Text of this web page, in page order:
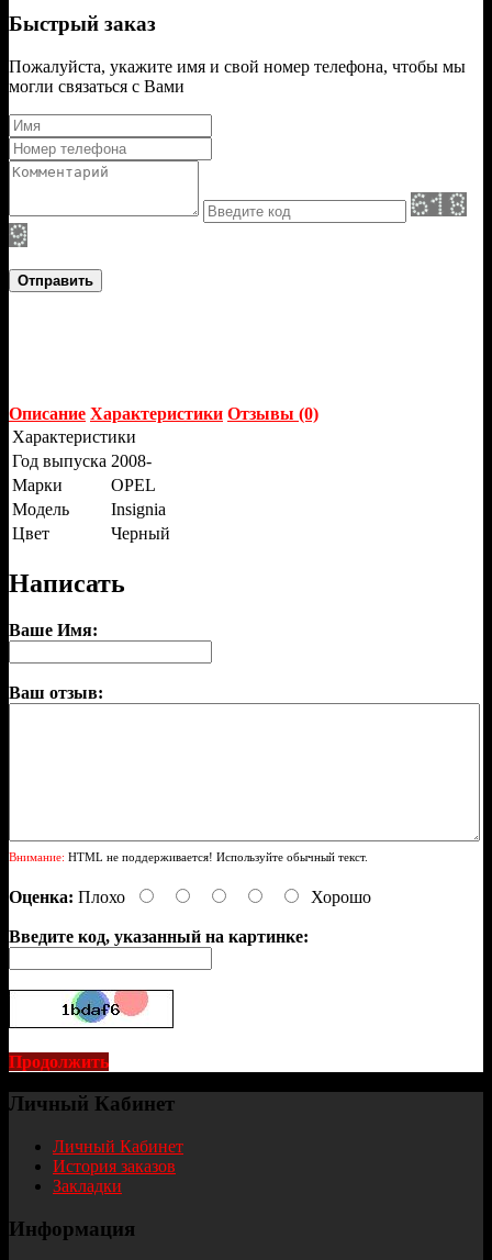
Быстрый заказ
Пожалуйста, укажите имя и свой номер телефона, чтобы мы
могли связаться с Вами
Отправить
Описание Характеристики Отзывы (0)
Характеристики
Год выпуска 2008-
Марки
OPEL
Модель
Insignia
Цвет
Черный
Написать
Ваше Имя:
Ваш отзыв:
Внимание: HTML не поддерживается! Используйте обычный текст.
Оценка: Плохо Хорошо
Введите код, указанный на картинке:
Продолжить
Личный Кабинет
Личный Кабинет
История заказов
Закладки
Информация